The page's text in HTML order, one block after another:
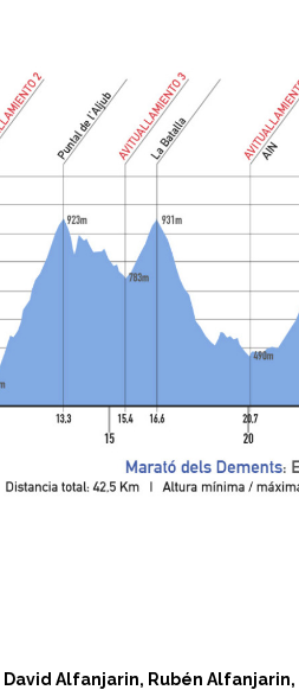
David Alfanjarin, Rubén Alfanjarin,